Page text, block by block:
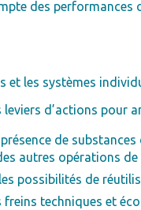
des performances
et les systèmes
leviers d’actions pour
de
autres opérations
possibilités de
freins techniques et